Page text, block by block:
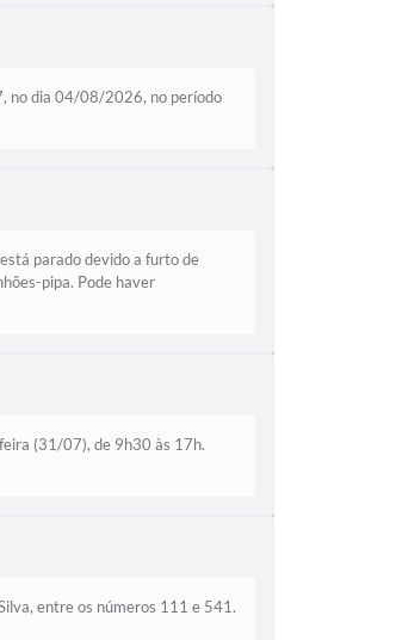
no dia 04/08/2026, no período
parado devido a furto de
pipa. Pode haver
(31/07), de 9h30 às 17h.
entre os números 111 e 541.